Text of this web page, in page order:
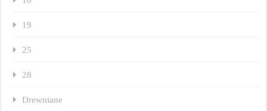
19
25
28
Drewniane